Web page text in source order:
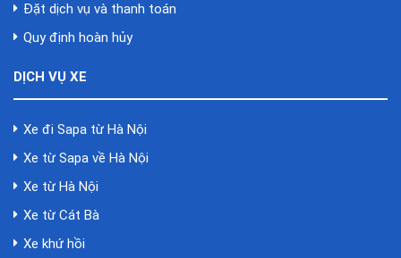
Đặt dịch vụ và thanh toán
Quy định hoàn hủy
DỊCH VỤ XE
Xe đi Sapa từ Hà Nội
Xe từ Sapa về Hà Nội
Xe từ Hà Nội
Xe từ Cát Bà
Xe khứ hồi